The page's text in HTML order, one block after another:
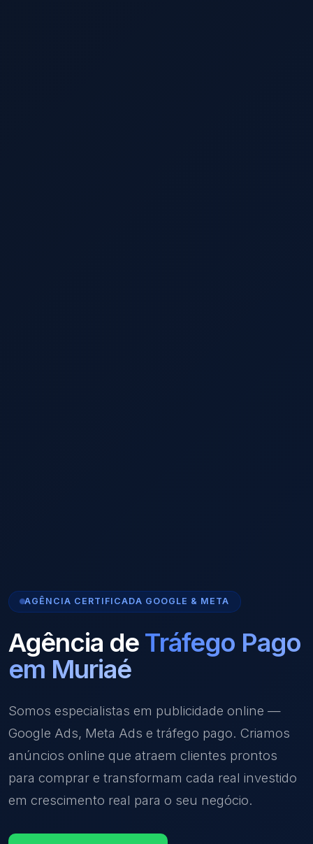
AGÊNCIA CERTIFICADA GOOGLE & META
Agência de Tráfego Pago
em Muriaé
Somos especialistas em publicidade online —
Google Ads, Meta Ads e tráfego pago. Criamos
anúncios online que atraem clientes prontos
para comprar e transformam cada real investido
em crescimento real para o seu negócio.